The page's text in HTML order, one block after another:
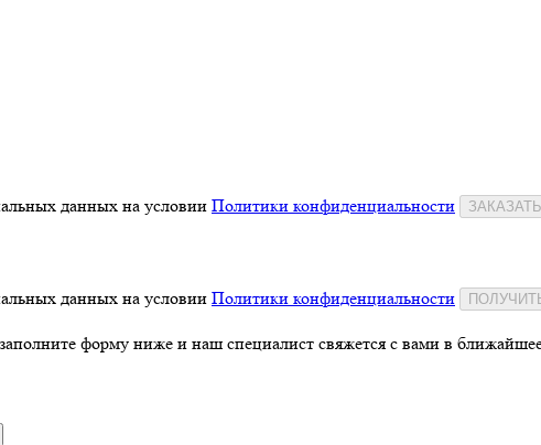
данных на условии Политики конфиденциальности
данных на условии Политики конфиденциальности
форму ниже и наш специалист свяжется с вами в